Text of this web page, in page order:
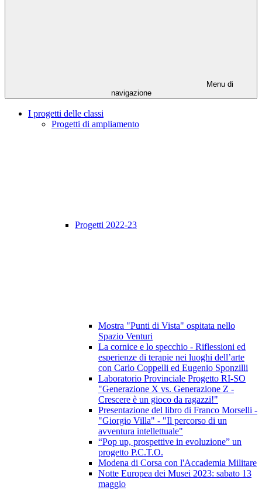
Menu di
navigazione
I progetti delle classi
Progetti di ampliamento
Progetti 2022-23
Mostra "Punti di Vista" ospitata nello
Spazio Venturi
La cornice e lo specchio - Riflessioni ed
esperienze di terapie nei luoghi dell’arte
con Carlo Coppelli ed Eugenio Sponzilli
Laboratorio Provinciale Progetto RI-SO
"Generazione X vs. Generazione Z -
Crescere è un gioco da ragazzi!"
Presentazione del libro di Franco Morselli -
"Giorgio Villa" - "Il percorso di un
avventura intellettuale"
“Pop up, prospettive in evoluzione” un
progetto P.C.T.O.
Modena di Corsa con l'Accademia Militare
Notte Europea dei Musei 2023: sabato 13
maggio